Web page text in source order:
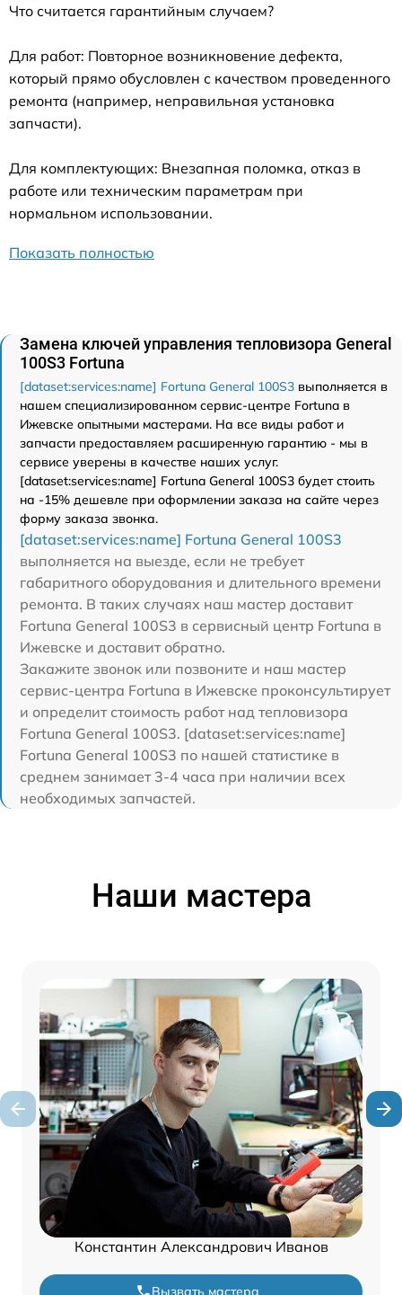
Что считается гарантийным случаем?
Для работ: Повторное возникновение дефекта,
который прямо обусловлен с качеством проведенного
ремонта (например, неправильная установка
запчасти).
Для комплектующих: Внезапная поломка, отказ в
работе или техническим параметрам при
нормальном использовании.
Показать полностью
Замена ключей управления тепловизора General
100S3 Fortuna
[dataset:services:name] Fortuna General 100S3 выполняется в
нашем специализированном сервис-центре Fortuna в
Ижевске опытными мастерами. На все виды работ и
запчасти предоставляем расширенную гарантию - мы в
сервисе уверены в качестве наших услуг.
[dataset:services:name] Fortuna General 100S3 будет стоить
на -15% дешевле при оформлении заказа на сайте через
форму заказа звонка.
[dataset:services:name] Fortuna General 100S3
выполняется на выезде, если не требует
габаритного оборудования и длительного времени
ремонта. В таких случаях наш мастер доставит
Fortuna General 100S3 в сервисный центр Fortuna в
Ижевске и доставит обратно.
Закажите звонок или позвоните и наш мастер
сервис-центра Fortuna в Ижевске проконсультирует
и определит стоимость работ над тепловизора
Fortuna General 100S3. [dataset:services:name]
Fortuna General 100S3 по нашей статистике в
среднем занимает 3-4 часа при наличии всех
необходимых запчастей.
Наши мастера
Константин Александрович Иванов
Вызвать мастера